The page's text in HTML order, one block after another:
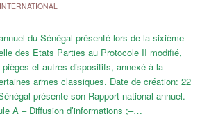
du Sénégal présenté lors de la sixième
des Etats Parties au Protocole II modifié,
et autres dispositifs, annexé à la
armes classiques. Date de création: 22
présente son Rapport national annuel.
A – Diffusion d’informations ;–…